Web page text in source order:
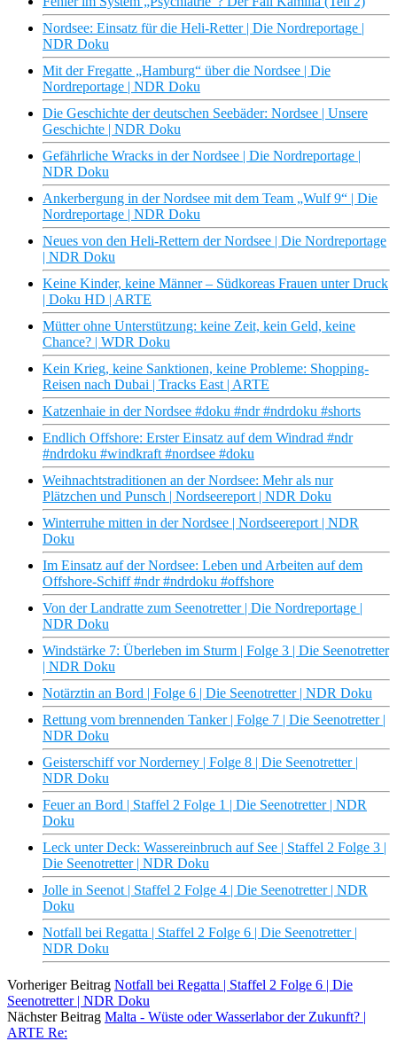
Nordsee: Einsatz für die Heli-Retter | Die Nordreportage |
NDR Doku
Mit der Fregatte „Hamburg“ über die Nordsee | Die
Nordreportage | NDR Doku
Die Geschichte der deutschen Seebäder: Nordsee | Unsere
Geschichte | NDR Doku
Gefährliche Wracks in der Nordsee | Die Nordreportage |
NDR Doku
Ankerbergung in der Nordsee mit dem Team „Wulf 9“ | Die
Nordreportage | NDR Doku
Neues von den Heli-Rettern der Nordsee | Die Nordreportage
| NDR Doku
Keine Kinder, keine Männer – Südkoreas Frauen unter Druck
| Doku HD | ARTE
Mütter ohne Unterstützung: keine Zeit, kein Geld, keine
Chance? | WDR Doku
Kein Krieg, keine Sanktionen, keine Probleme: Shopping-
Reisen nach Dubai | Tracks East | ARTE
Katzenhaie in der Nordsee #doku #ndr #ndrdoku #shorts
Endlich Offshore: Erster Einsatz auf dem Windrad #ndr
#ndrdoku #windkraft #nordsee #doku
Weihnachtstraditionen an der Nordsee: Mehr als nur
Plätzchen und Punsch | Nordseereport | NDR Doku
Winterruhe mitten in der Nordsee | Nordseereport | NDR
Doku
Im Einsatz auf der Nordsee: Leben und Arbeiten auf dem
Offshore-Schiff #ndr #ndrdoku #offshore
Von der Landratte zum Seenotretter | Die Nordreportage |
NDR Doku
Windstärke 7: Überleben im Sturm | Folge 3 | Die Seenotretter
| NDR Doku
Notärztin an Bord | Folge 6 | Die Seenotretter | NDR Doku
Rettung vom brennenden Tanker | Folge 7 | Die Seenotretter |
NDR Doku
Geisterschiff vor Norderney | Folge 8 | Die Seenotretter |
NDR Doku
Feuer an Bord | Staffel 2 Folge 1 | Die Seenotretter | NDR
Doku
Leck unter Deck: Wassereinbruch auf See | Staffel 2 Folge 3 |
Die Seenotretter | NDR Doku
Jolle in Seenot | Staffel 2 Folge 4 | Die Seenotretter | NDR
Doku
Notfall bei Regatta | Staffel 2 Folge 6 | Die Seenotretter |
NDR Doku
Vorheriger Beitrag Notfall bei Regatta | Staffel 2 Folge 6 | Die
Seenotretter | NDR Doku
Nächster Beitrag Malta - Wüste oder Wasserlabor der Zukunft? |
ARTE Re: